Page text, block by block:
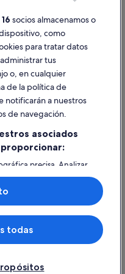
contenido
vacacional
Group. Todos los
de Expedia son marcas
de Expedia, Inc.
16 socios almacenamos o
como
para tratar datos
tus
o, en cualquier
de la política de
notificarán a nuestros
de navegación.
asociados
precisa. Analizar
dispositivo para su
en un dispositivo
personalizados,
investigación de
todas